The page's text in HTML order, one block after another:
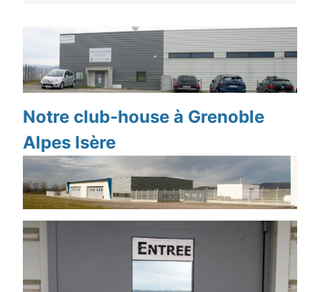
Détails
Notre club-house à Grenoble
Alpes Isère